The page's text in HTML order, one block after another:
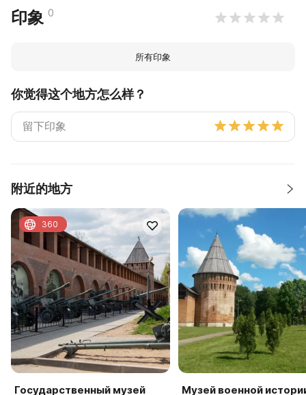
印象 0
所有印象
你觉得这个地方怎么样？
附近的地方
Государственный музей
360
Музей военной